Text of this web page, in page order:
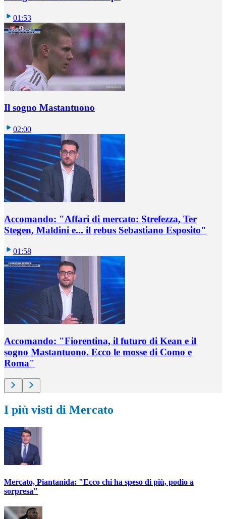
01:53
Il sogno Mastantuono
02:00
Accomando: "Affari di mercato: Strefezza, Ter
Stegen, Maldini e... il rebus Sebastiano Esposito"
01:58
Accomando: "Fiorentina, il futuro di Kean e il
sogno Mastantuono. Ecco le mosse di Como e
Roma"
I più visti di Mercato
Mercato, Piantanida: "Ecco chi ha speso di più, podio a
sorpresa"